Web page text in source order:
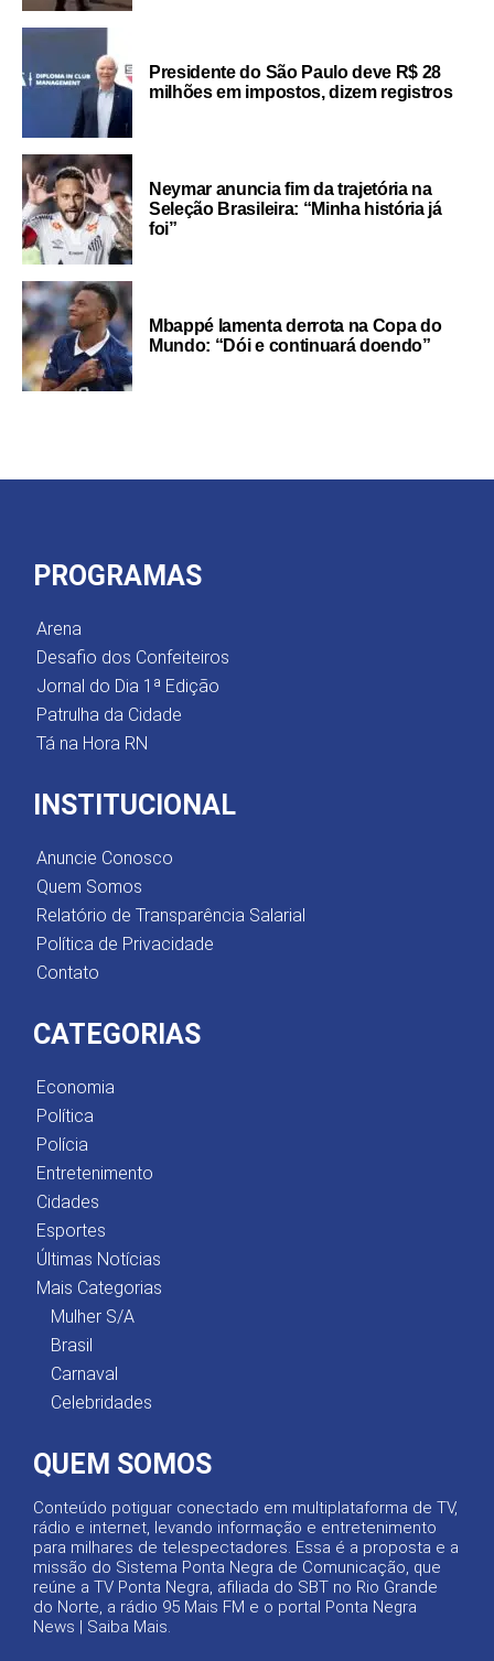
Presidente do São Paulo deve R$ 28
milhões em impostos, dizem registros
Neymar anuncia fim da trajetória na
Seleção Brasileira: “Minha história já
foi”
Mbappé lamenta derrota na Copa do
Mundo: “Dói e continuará doendo”
PROGRAMAS
Arena
Desafio dos Confeiteiros
Jornal do Dia 1ª Edição
Patrulha da Cidade
Tá na Hora RN
INSTITUCIONAL
Anuncie Conosco
Quem Somos
Relatório de Transparência Salarial
Política de Privacidade
Contato
CATEGORIAS
Economia
Política
Polícia
Entretenimento
Cidades
Esportes
Últimas Notícias
Mais Categorias
Mulher S/A
Brasil
Carnaval
Celebridades
QUEM SOMOS
Conteúdo potiguar conectado em multiplataforma de TV,
rádio e internet, levando informação e entretenimento
para milhares de telespectadores. Essa é a proposta e a
missão do Sistema Ponta Negra de Comunicação, que
reúne a TV Ponta Negra, afiliada do SBT no Rio Grande
do Norte, a rádio 95 Mais FM e o portal Ponta Negra
News | Saiba Mais